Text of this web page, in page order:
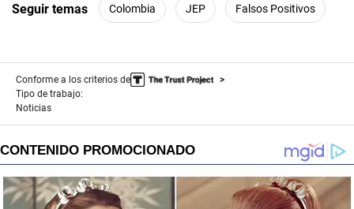
Seguir temas Colombia JEP Falsos Positivos
Conforme a los criterios de
Tipo de trabajo:
Noticias